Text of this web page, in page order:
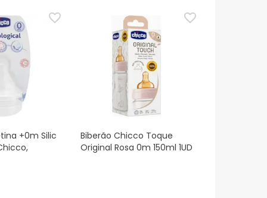
+0m Silic
Biberão Chicco Toque
Original Rosa 0m 150ml 1UD